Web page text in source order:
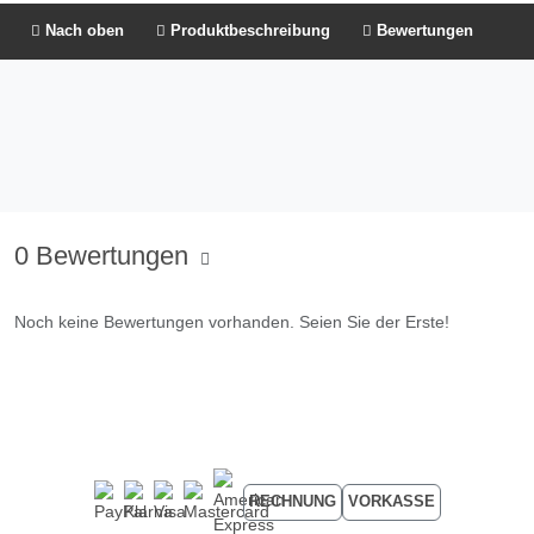
Nach oben Produktbeschreibung Bewertungen
0 Bewertungen
Noch keine Bewertungen vorhanden. Seien Sie der Erste!
RECHNUNG VORKASSE